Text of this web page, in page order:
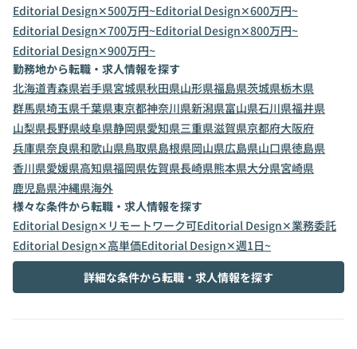
Editorial Design✕500万円~Editorial Design✕600万円~
Editorial Design✕700万円~Editorial Design✕800万円~
Editorial Design✕900万円~
勤務地から転職・求人情報を探す
北海道青森県岩手県宮城県秋田県山形県福島県茨城県栃木県
群馬県埼玉県千葉県東京都神奈川県新潟県富山県石川県福井県
山梨県長野県岐阜県静岡県愛知県三重県滋賀県京都府大阪府
兵庫県奈良県和歌山県鳥取県島根県岡山県広島県山口県徳島県
香川県愛媛県高知県福岡県佐賀県長崎県熊本県大分県宮崎県
鹿児島県沖縄県海外
様々な条件から転職・求人情報を探す
Editorial Design✕リモートワーク可Editorial Design✕業務委託
Editorial Design✕高単価Editorial Design✕週1日~
詳細な条件から転職・求人情報を探す